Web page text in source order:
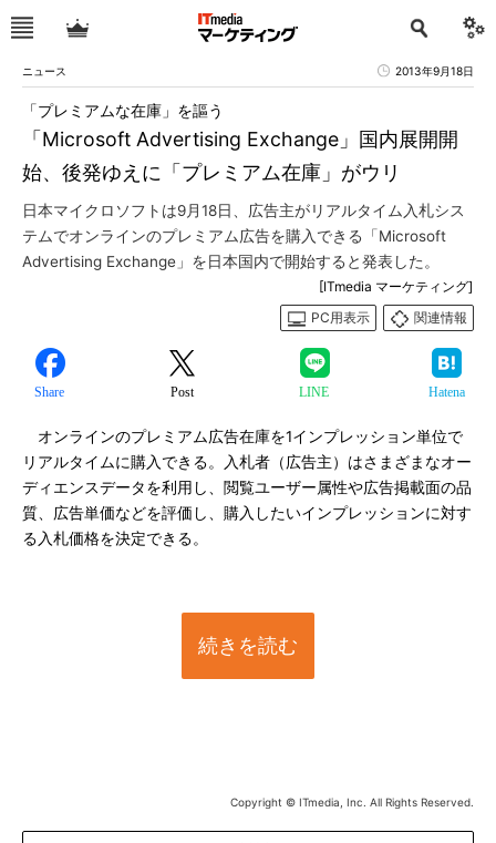
ニュース 2013年9月18日
「Microsoft Advertising Exchange」国内展開開
始、後発ゆえに「プレミアム在庫」がウリ
「プレミアムな在庫」を謳う
日本マイクロソフトは9月18日、広告主がリアルタイム入札シス
テムでオンラインのプレミアム広告を購入できる「Microsoft
Advertising Exchange」を日本国内で開始すると発表した。
[ITmedia マーケティング]
PC用表示
関連情報
Share Post LINE Hatena
オンラインのプレミアム広告在庫を1インプレッション単位で
リアルタイムに購入できる。入札者（広告主）はさまざまなオー
ディエンスデータを利用し、閲覧ユーザー属性や広告掲載面の品
質、広告単価などを評価し、購入したいインプレッションに対す
る入札価格を決定できる。
続きを読む
Copyright © ITmedia, Inc. All Rights Reserved.